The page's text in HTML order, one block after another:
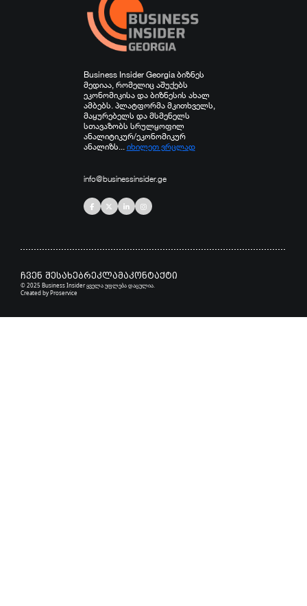
Business Insider Georgia ბიზნეს
მედიაა, რომელიც აშუქებს
ეკონომიკისა და ბიზნესის ახალ
ამბებს. პლატფორმა მკითხველს,
მაყურებელს და მსმენელს
სთავაზობს სრულყოფილ
ანალიტიკურ/ეკონომიკურ
ანალიზს... იხილეთ ვრცლად
info@businessinsider.ge
ჩვენ შესახებრეკლამაკონტაქტი
© 2025 Business Insider ყველა უფლება დაცულია.
Created byProservice